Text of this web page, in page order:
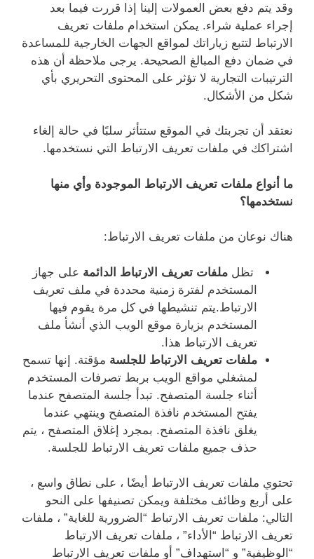
وقد يتم دفع بعض العمولات إلينا إذا قررت فيما بعد
إجراء عملية شراء. يمكن استخدام ملفات تعريف
الارتباط لتتبع زياراتك لمواقع الجهات الخارجية للمساعدة
في ضمان دفع المبالغ الصحيحة. يرجى ملاحظة أن هذه
الترتيبات التجارية لا تؤثر على المحتوى التحريري بأي
شكل من الأشكال.
نعتقد أن تجربتك في الموقع ستتأثر سلبًا في حالة إلغاء
اشتراكك في ملفات تعريف الارتباط التي نستخدمها.
ما أنواع ملفات تعريف الارتباط الموجودة وأي منها
نستخدمها؟
هناك نوعان من ملفات تعريف الارتباط:
تظل ملفات تعريف الارتباط الدائمة على جهاز
المستخدم لفترة زمنية محددة في ملف تعريف
الارتباط.يتم تنشيطها في كل مرة يقوم فيها
المستخدم بزيارة موقع الويب الذي أنشأ ملف
تعريف الارتباط هذا.
ملفات تعريف الارتباط للجلسة مؤقتة. إنها تسمح
لمشغلي مواقع الويب بربط تصرفات المستخدم
أثناء جلسة المتصفح. تبدأ جلسة المتصفح عندما
يفتح المستخدم نافذة المتصفح وينتهي عندما
يغلق نافذة المتصفح. بمجرد إغلاق المتصفح ، يتم
حذف جميع ملفات تعريف الارتباط للجلسة.
تحتوي ملفات تعريف الارتباط أيضًا ، على نطاق واسع ،
على أربع وظائف مختلفة ويمكن تصنيفها على النحو
التالي: ملفات تعريف الارتباط “الضرورية للغاية” ، ملفات
تعريف الارتباط “الأداء” ، ملفات تعريف الارتباط
“الوظيفية” و “استهداف” أو ملفات تعريف الارتباط